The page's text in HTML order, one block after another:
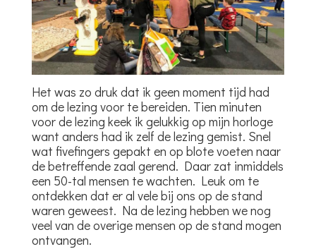
Het was zo druk dat ik geen moment tijd had
om de lezing voor te bereiden. Tien minuten
voor de lezing keek ik gelukkig op mijn horloge
want anders had ik zelf de lezing gemist. Snel
wat fivefingers gepakt en op blote voeten naar
de betreffende zaal gerend. Daar zat inmiddels
een 50-tal mensen te wachten. Leuk om te
ontdekken dat er al vele bij ons op de stand
waren geweest. Na de lezing hebben we nog
veel van de overige mensen op de stand mogen
ontvangen.